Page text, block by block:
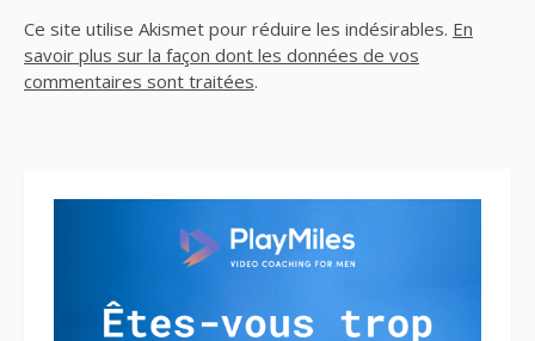
Ce site utilise Akismet pour réduire les indésirables. En
savoir plus sur la façon dont les données de vos
commentaires sont traitées.